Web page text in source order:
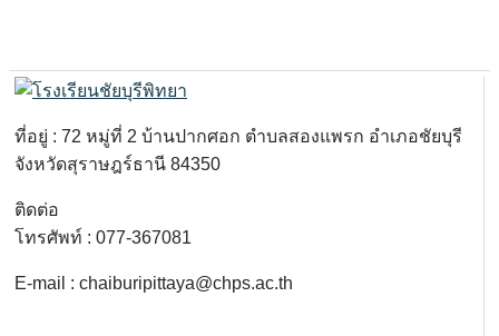
ที่อยู่ : 72 หมู่ที่ 2 บ้านปากศอก ตำบลสองแพรก อำเภอชัยบุรี
จังหวัดสุราษฎร์ธานี 84350
ติดต่อ
โทรศัพท์ : 077-367081
E-mail : chaiburipittaya@chps.ac.th